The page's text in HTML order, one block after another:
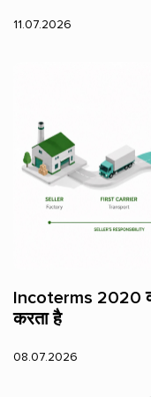
11.07.2026
Incoterms 2020
करता है
08.07.2026